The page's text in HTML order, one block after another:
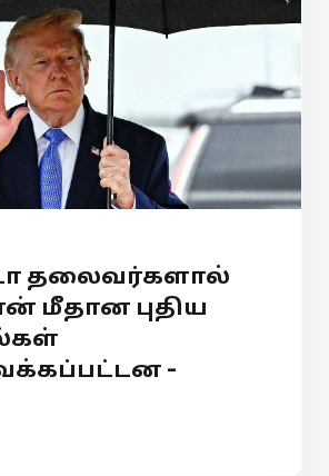
தலைவர்களால்
மீதான புதிய
-